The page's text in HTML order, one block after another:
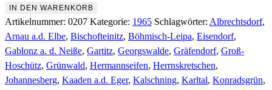
207
Juli
1965
Menge
IN DEN WARENKORB
Artikelnummer: 0207 Kategorie: 1965 Schlagwörter: Albrechtsdorf,
Arnau a.d. Elbe, Bischofteinitz, Böhmisch-Leipa, Eisendorf,
Gablonz a. d. Neiße, Gartitz, Georgswalde, Gräfendorf, Groß-
Hoschütz, Grünwald, Hermannseifen, Herrnskretschen,
Johannesberg, Kaaden a.d. Eger, Kalschning, Karltal, Konradsgrün,